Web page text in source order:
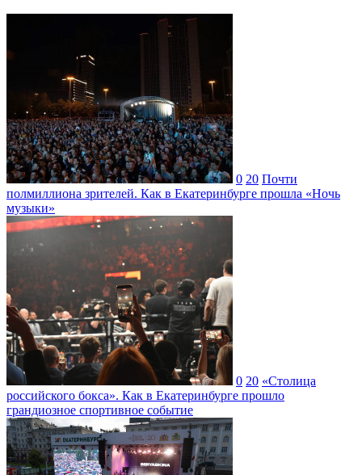
0 20 Почти
полмиллиона зрителей. Как в Екатеринбурге прошла «Ночь
музыки»
0 20 «Столица
российского бокса». Как в Екатеринбурге прошло
грандиозное спортивное событие